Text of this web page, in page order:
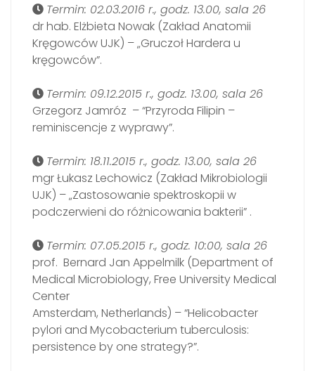
Termin: 02.03.2016 r., godz. 13.00, sala 26
dr hab. Elżbieta Nowak (Zakład Anatomii
Kręgowców UJK) – „Gruczoł Hardera u
kręgowców”.
Termin: 09.12.2015 r., godz. 13.00, sala 26
Grzegorz Jamróz – “Przyroda Filipin –
reminiscencje z wyprawy”.
Termin: 18.11.2015 r., godz. 13.00, sala 26
mgr Łukasz Lechowicz (Zakład Mikrobiologii
UJK) – „Zastosowanie spektroskopii w
podczerwieni do różnicowania bakterii” .
Termin: 07.05.2015 r., godz. 10:00, sala 26
prof. Bernard Jan Appelmilk (Department of
Medical Microbiology, Free University Medical
Center
Amsterdam, Netherlands) – “Helicobacter
pylori and Mycobacterium tuberculosis:
persistence by one strategy?”.